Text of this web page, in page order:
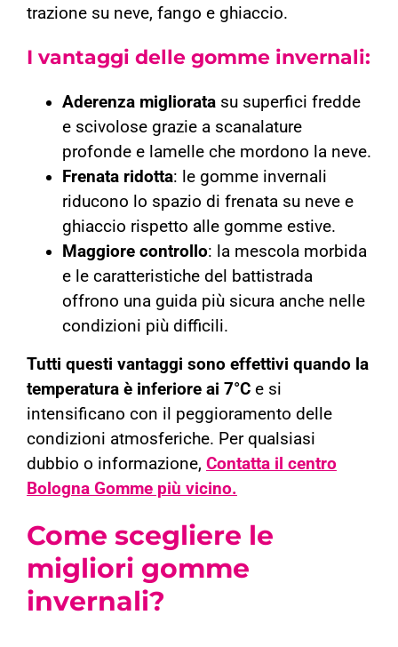
trazione su neve, fango e ghiaccio.
I vantaggi delle gomme invernali:
Aderenza miglioratasu superfici fredde
e scivolose grazie a scanalature
profonde e lamelle che mordono la neve.
Frenata ridotta: le gomme invernali
riducono lo spazio di frenata su neve e
ghiaccio rispetto alle gomme estive.
Maggiore controllo: la mescola morbida
e le caratteristiche del battistrada
offrono una guida più sicura anche nelle
condizioni più difficili.
Tutti questi vantaggi sono effettivi quando la
temperatura è inferiore ai 7°C e si
intensificano con il peggioramento delle
condizioni atmosferiche. Per qualsiasi
dubbio o informazione, Contatta il centro
Bologna Gomme più vicino.
Come scegliere le
migliori gomme
invernali?